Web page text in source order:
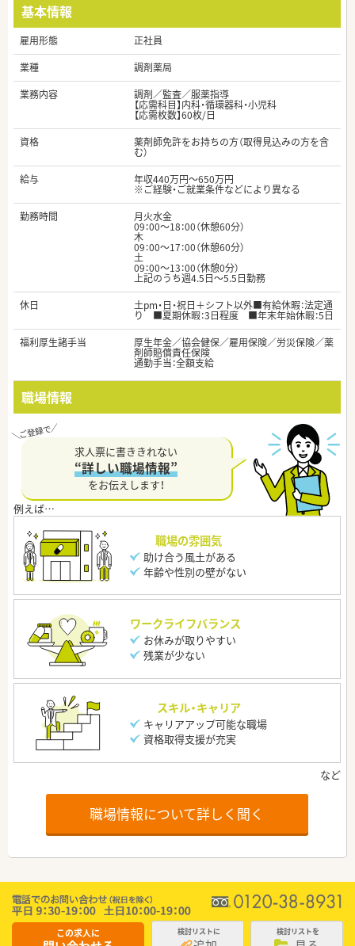
基本情報
雇用形態
正社員
業種
調剤薬局
業務内容
調剤／監査／服薬指導
【応需科目】内科・循環器科・小児科
【応需枚数】60枚/日
資格
薬剤師免許をお持ちの方（取得見込みの方を含
む）
給与
年収440万円～650万円
※ご経験・ご就業条件などにより異なる
勤務時間
月火水金
09：00～18：00（休憩60分）
木
09：00～17：00（休憩60分）
土
09：00～13：00（休憩0分）
上記のうち週4.5日～5.5日勤務
休日
土pm・日・祝日＋シフト以外■有給休暇：法定通
り ■夏期休暇：3日程度 ■年末年始休暇：5日
福利厚生諸手当
厚生年金／協会健保／雇用保険／労災保険／薬
剤師賠償責任保険
通勤手当：全額支給
職場情報
求人票に書ききれない
“詳しい職場情報”
をお伝えします！
職場の雰囲気
助け合う風土がある
年齢や性別の壁がない
ワークライフバランス
お休みが取りやすい
残業が少ない
スキル・キャリア
キャリアアップ可能な職場
資格取得支援が充実
職場情報について詳しく聞く
この求人に 検討リストに 検討リストを